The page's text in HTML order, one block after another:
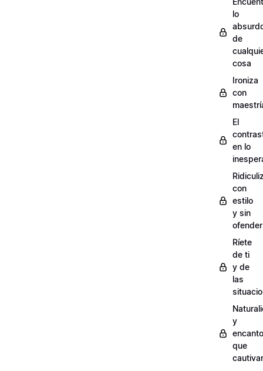
lo
de
cosa
Ironiza
con
El
en lo
con
estilo
y sin
ofender
Ríete
de ti
y de
las
y
encanto
que